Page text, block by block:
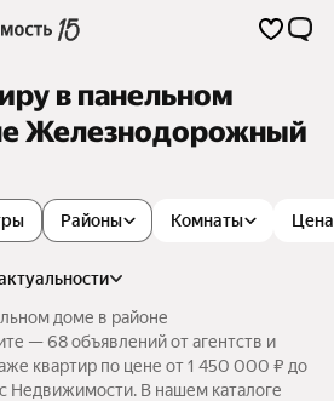
в панельном
Железнодорожный
Комнаты Цена
Районы
актуальности
доме в районе
— 68 объявлений от агентств и
квартир по цене от 1 450 000 ₽ до
В нашем каталоге